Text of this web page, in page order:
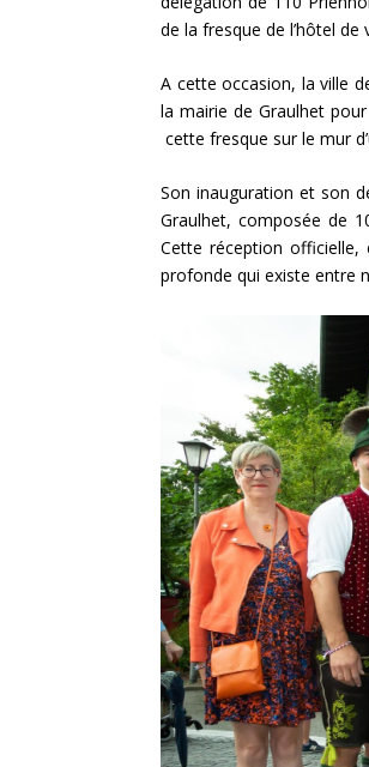
de la fresque de l’hôtel
A cette occasion, la ville
la mairie de Graulhet
cette fresque sur le mur
Son inauguration et son
Graulhet, composée de
Cette réception officielle,
profonde qui existe entre